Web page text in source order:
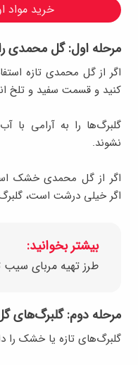
خرید مواد
مرحله اول: گل محمدی
اگر از گل محمدی تازه
کنید و قسمت سفید و تلخ
گلبرگ‌ها را به آرامی با
نشوند.
اگر از گل محمدی خشک
اگر خیلی درشت است،
بیشتر بخوانید:
طرز تهیه مربای
مرحله دوم: گلبرگ‌های
گلبرگ‌های تازه یا خشک را